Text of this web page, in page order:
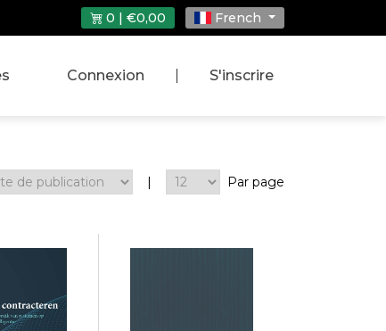
0 | €0,00 French
Connexion S'inscrire
| Par page